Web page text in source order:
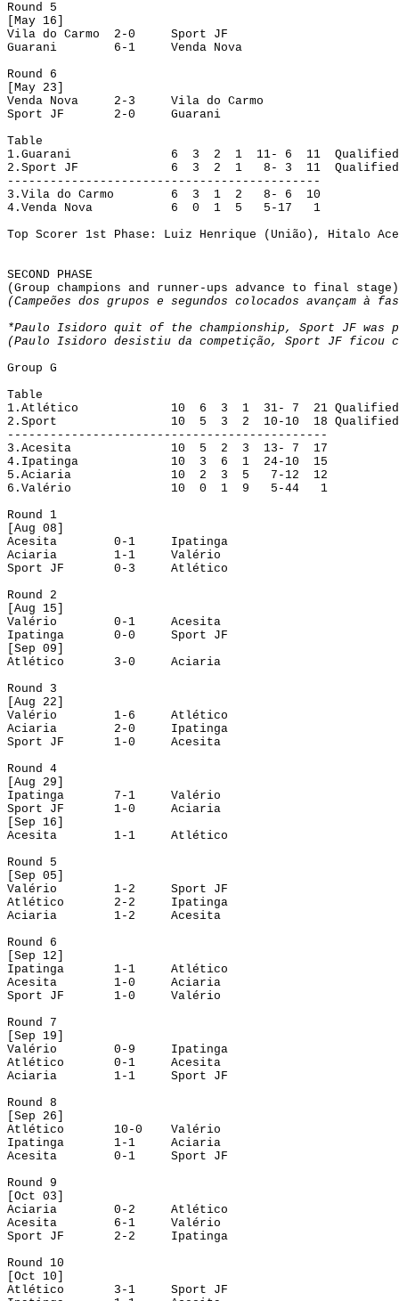
Round 5
May 16]
Vila do Carmo
2-0
Sport JF
Guarani
6-1
Venda Nova
Round 6
May 23]
Venda Nova
2-3
Vila do Carmo
Sport JF
2-0
Guarani
Table
1. Guarani 6 3 2 1 11- 6 11
Qualified
2. Sport JF 6 3 2 1 8- 3 11
Qualified
--------------------------------------------
3. Vila do Carmo 6 3 1 2 8- 6
10
4. Venda Nova 6 0 1 5 5-17
1
Top Scorer 1st Phase: Luiz Henrique ( União ), Hitalo
SECOND PHASE
(Group champions and runner-ups advance to final stage)
(Campeões dos grupos e segundos colocados avançam à
*Paulo Isidoro quit of the championship, Sport JF was
(Paulo Isidoro desistiu da competição, Sport JF ficou
Group G
Table
1.Atlético
10 6 3 1 31- 7 21 Qualified
2.Sport
10 5 3 2 10-10 18 Qualified
---------------------------------------------
3. Acesita 10 5 2 3 13- 7
17
4. Ipatinga 10 3 6 1 24-10
15
5. Aciaria 10 2 3 5 7-12
12
6. Valério 10 0 1 9 5-44
1
Round 1
Aug 08]
Acesita
0-1
Ipatinga
Aciaria
1-1
Valério
Sport JF
0-3
Atlético
Round 2
Aug 15]
Valério
0-1
Acesita
Ipatinga
0-0
Sport JF
Sep 09]
Atlético
3-0
Aciaria
Round 3
Aug 22]
Valério
1-6
Atlético
Aciaria
2-0
Ipatinga
Sport JF
1-0
Acesita
Round 4
Aug 29]
Ipatinga
7-1
Valério
Sport JF
1-0
Aciaria
Sep 16]
Acesita
1-1
Atlético
Round 5
Sep 05]
Valério
1-2
Sport JF
Atlético
2-2
Ipatinga
Aciaria
1-2
Acesita
Round 6
Sep 12]
Ipatinga
1-1
Atlético
Acesita
1-0
Aciaria
Sport JF
1-0
Valério
Round 7
Sep 19]
Valério
0-9
Ipatinga
Atlético
0-1
Acesita
Aciaria
1-1
Sport JF
Round 8
Sep 26]
Atlético
10-0
Valério
Ipatinga
1-1
Aciaria
Acesita
0-1
Sport JF
Round 9
Oct 03]
Aciaria
0-2
Atlético
Acesita
6-1
Valério
Sport JF
2-2
Ipatinga
Round 10
Oct 10]
Atlético
3-1
Sport JF